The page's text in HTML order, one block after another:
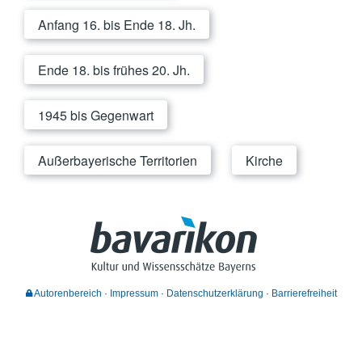
Anfang 16. bis Ende 18. Jh.
Ende 18. bis frühes 20. Jh.
1945 bis Gegenwart
Außerbayerische Territorien Kirche
Autorenbereich Impressum Datenschutzerklärung Barrierefreiheit